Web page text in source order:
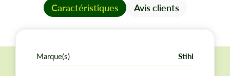
Caractéristiques Avis clients
Marque(s) Stihl